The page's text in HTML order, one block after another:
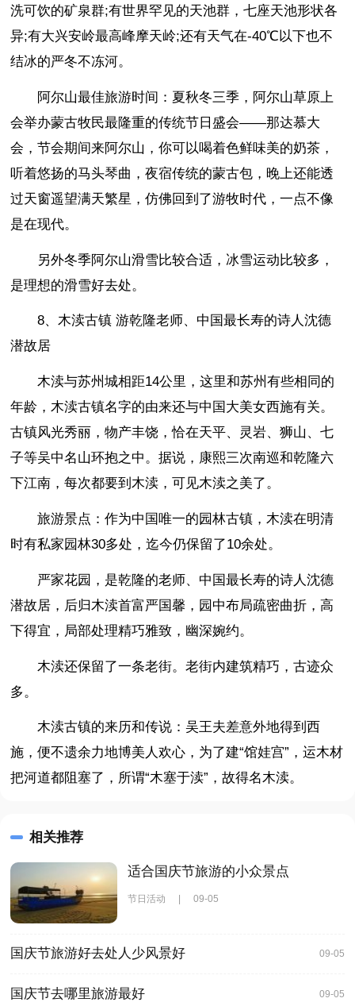
洗可饮的矿泉群;有世界罕见的天池群，七座天池形状各
异;有大兴安岭最高峰摩天岭;还有天气在-40℃以下也不
结冰的严冬不冻河。
阿尔山最佳旅游时间：夏秋冬三季，阿尔山草原上
会举办蒙古牧民最隆重的传统节日盛会——那达慕大
会，节会期间来阿尔山，你可以喝着色鲜味美的奶茶，
听着悠扬的马头琴曲，夜宿传统的蒙古包，晚上还能透
过天窗遥望满天繁星，仿佛回到了游牧时代，一点不像
是在现代。
另外冬季阿尔山滑雪比较合适，冰雪运动比较多，
是理想的滑雪好去处。
8、木渎古镇 游乾隆老师、中国最长寿的诗人沈德
潜故居
木渎与苏州城相距14公里，这里和苏州有些相同的
年龄，木渎古镇名字的由来还与中国大美女西施有关。
古镇风光秀丽，物产丰饶，恰在天平、灵岩、狮山、七
子等吴中名山环抱之中。据说，康熙三次南巡和乾隆六
下江南，每次都要到木渎，可见木渎之美了。
旅游景点：作为中国唯一的园林古镇，木渎在明清
时有私家园林30多处，迄今仍保留了10余处。
严家花园，是乾隆的老师、中国最长寿的诗人沈德
潜故居，后归木渎首富严国馨，园中布局疏密曲折，高
下得宜，局部处理精巧雅致，幽深婉约。
木渎还保留了一条老街。老街内建筑精巧，古迹众
多。
木渎古镇的来历和传说：吴王夫差意外地得到西
施，便不遗余力地博美人欢心，为了建“馆娃宫”，运木材
把河道都阻塞了，所谓“木塞于渎”，故得名木渎。
相关推荐
适合国庆节旅游的小众景点
节日活动 09-05
国庆节旅游好去处人少风景好 09-05
国庆节去哪里旅游最好 09-05